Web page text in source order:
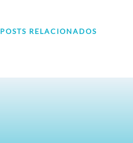
POSTS RELACIONADOS